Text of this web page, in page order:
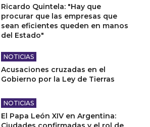
Ricardo Quintela: "Hay que
procurar que las empresas que
sean eficientes queden en manos
del Estado"
NOTICIAS
Acusaciones cruzadas en el
Gobierno por la Ley de Tierras
NOTICIAS
El Papa León XIV en Argentina: